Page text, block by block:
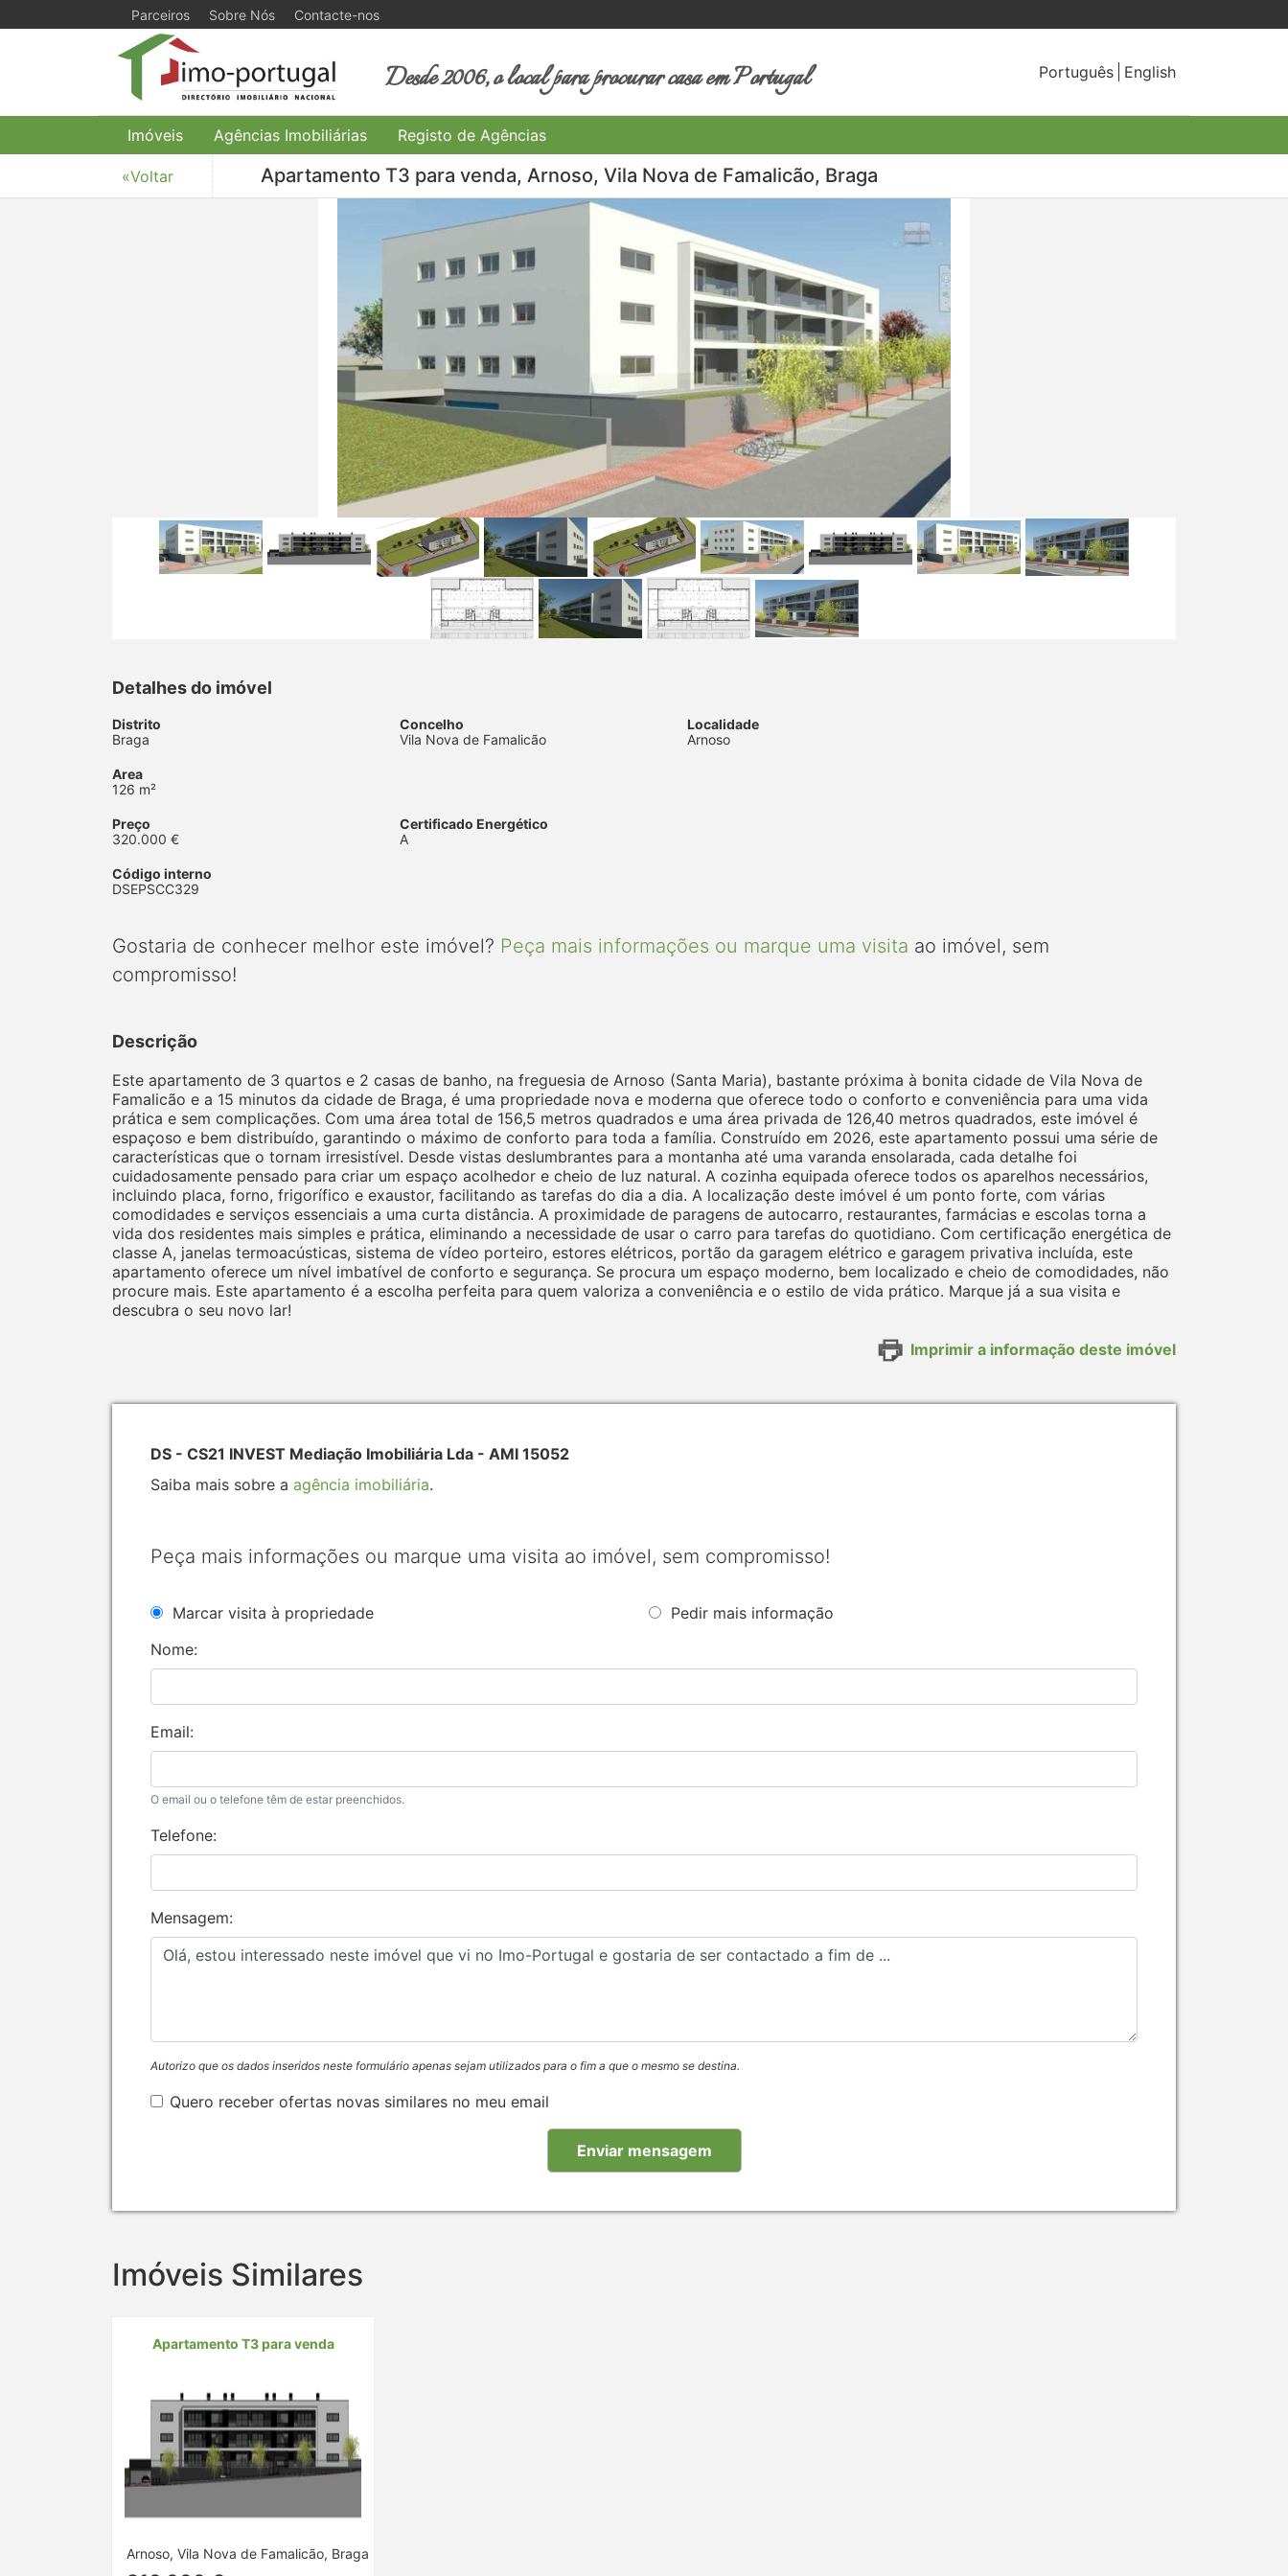
Parceiros Sobre Nós Contacte-nos
Desde 2006, o local para procurar casa em Portugal Português English
Imóveis Agências Imobiliárias Registo de Agências
«Voltar Apartamento T3 para venda, Arnoso, Vila Nova de Famalicão, Braga
Detalhes do imóvel
Distrito
Braga
Concelho
Vila Nova de Famalicão
Localidade
Arnoso
Area
126 m²
Preço
320.000 €
Certificado Energético
A
Código interno
DSEPSCC329
Gostaria de conhecer melhor este imóvel? Peça mais informações ou marque uma visita ao imóvel, sem
compromisso!
Descrição
Este apartamento de 3 quartos e 2 casas de banho, na freguesia de Arnoso (Santa Maria), bastante próxima à bonita cidade de Vila Nova de
Famalicão e a 15 minutos da cidade de Braga, é uma propriedade nova e moderna que oferece todo o conforto e conveniência para uma vida
prática e sem complicações. Com uma área total de 156,5 metros quadrados e uma área privada de 126,40 metros quadrados, este imóvel é
espaçoso e bem distribuído, garantindo o máximo de conforto para toda a família. Construído em 2026, este apartamento possui uma série de
características que o tornam irresistível. Desde vistas deslumbrantes para a montanha até uma varanda ensolarada, cada detalhe foi
cuidadosamente pensado para criar um espaço acolhedor e cheio de luz natural. A cozinha equipada oferece todos os aparelhos necessários,
incluindo placa, forno, frigorífico e exaustor, facilitando as tarefas do dia a dia. A localização deste imóvel é um ponto forte, com várias
comodidades e serviços essenciais a uma curta distância. A proximidade de paragens de autocarro, restaurantes, farmácias e escolas torna a
vida dos residentes mais simples e prática, eliminando a necessidade de usar o carro para tarefas do quotidiano. Com certificação energética de
classe A, janelas termoacústicas, sistema de vídeo porteiro, estores elétricos, portão da garagem elétrico e garagem privativa incluída, este
apartamento oferece um nível imbatível de conforto e segurança. Se procura um espaço moderno, bem localizado e cheio de comodidades, não
procure mais. Este apartamento é a escolha perfeita para quem valoriza a conveniência e o estilo de vida prático. Marque já a sua visita e
descubra o seu novo lar!
Imprimir a informação deste imóvel
DS - CS21 INVEST Mediação Imobiliária Lda - AMI 15052
Saiba mais sobre a agência imobiliária.
Peça mais informações ou marque uma visita ao imóvel, sem compromisso!
Marcar visita à propriedade
Pedir mais informação
Nome:
Email:
O email ou o telefone têm de estar preenchidos.
Telefone:
Mensagem:
Autorizo que os dados inseridos neste formulário apenas sejam utilizados para o fim a que o mesmo se destina.
Quero receber ofertas novas similares no meu email
Imóveis Similares
Apartamento T3 para venda
Arnoso, Vila Nova de Famalicão, Braga